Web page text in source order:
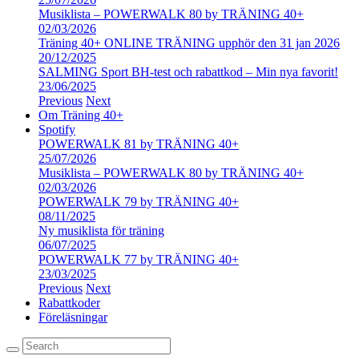
Musiklista – POWERWALK 80 by TRÄNING 40+
02/03/2026
Träning 40+ ONLINE TRÄNING upphör den 31 jan 2026
20/12/2025
SALMING Sport BH-test och rabattkod – Min nya favorit!
23/06/2025
Previous Next
Om Träning 40+
Spotify
POWERWALK 81 by TRÄNING 40+
25/07/2026
Musiklista – POWERWALK 80 by TRÄNING 40+
02/03/2026
POWERWALK 79 by TRÄNING 40+
08/11/2025
Ny musiklista för träning
06/07/2025
POWERWALK 77 by TRÄNING 40+
23/03/2025
Previous Next
Rabattkoder
Föreläsningar